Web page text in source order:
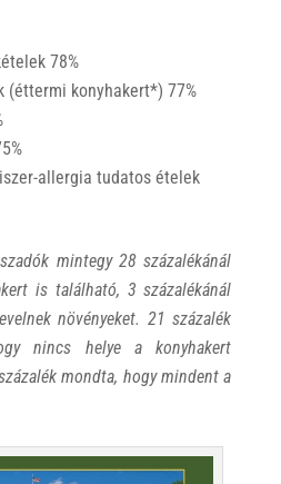
78%
(éttermi konyhakert*) 77%
allergia tudatos ételek
mintegy 28 százalékánál
is található, 3 százalékánál
növényeket. 21 százalék
nincs helye a konyhakert
mondta, hogy mindent a